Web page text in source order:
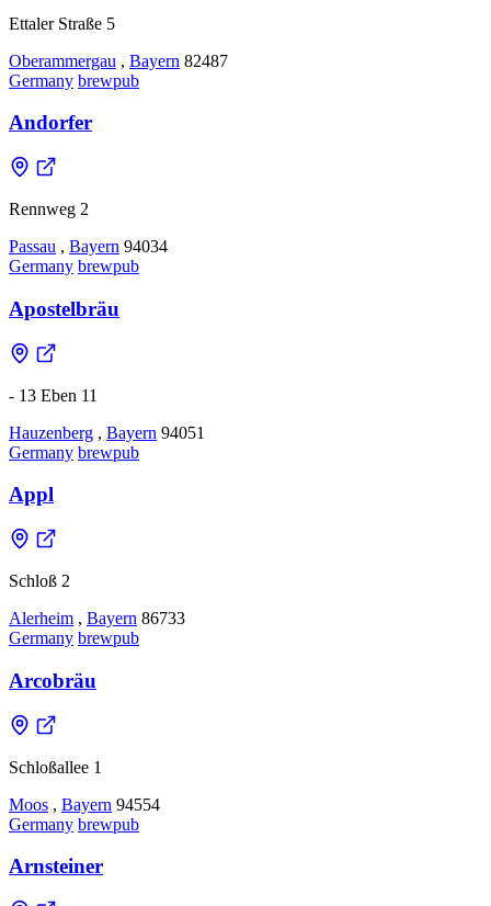
Ettaler Straße 5
Oberammergau , Bayern 82487
Germany brewpub
Andorfer
Rennweg 2
Passau , Bayern 94034
Germany brewpub
Apostelbräu
- 13 Eben 11
Hauzenberg , Bayern 94051
Germany brewpub
Appl
Schloß 2
Alerheim , Bayern 86733
Germany brewpub
Arcobräu
Schloßallee 1
Moos , Bayern 94554
Germany brewpub
Arnsteiner